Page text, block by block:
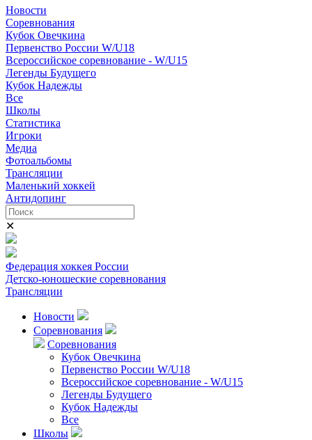
Новости
Соревнования
Кубок Овечкина
Первенство России W/U18
Всероссийское соревнование - W/U15
Легенды Будущего
Кубок Надежды
Все
Школы
Статистика
Игроки
Медиа
Фотоальбомы
Трансляции
Маленький хоккей
Антидопинг
✕
Федерация хоккея России
Детско-юношеские соревнования
Трансляции
Новости
Соревнования
Соревнования
Кубок Овечкина
Первенство России W/U18
Всероссийское соревнование - W/U15
Легенды Будущего
Кубок Надежды
Все
Школы